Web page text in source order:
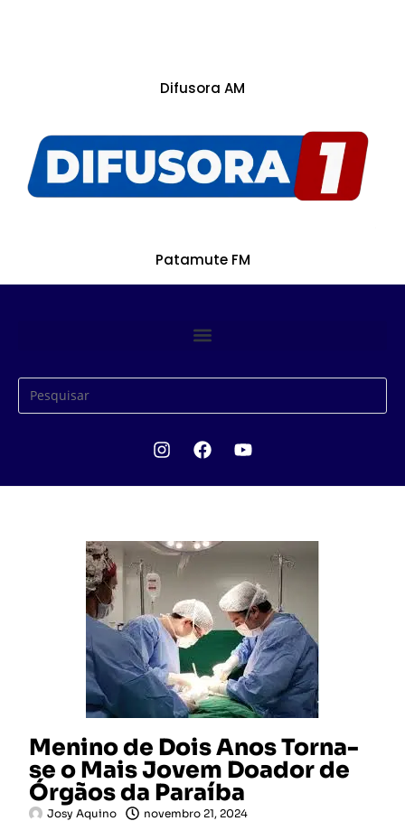
Difusora AM
Patamute FM
Menino de Dois Anos Torna-
se o Mais Jovem Doador de
Órgãos da Paraíba
Josy Aquino
novembro 21, 2024